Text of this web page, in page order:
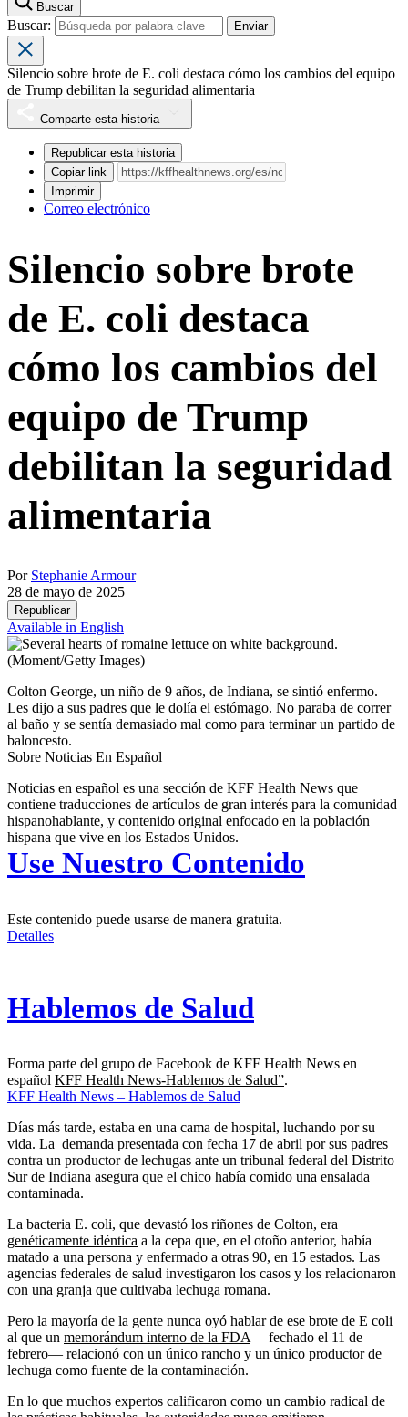
Buscar
Buscar:
Silencio sobre brote de E. coli destaca cómo los cambios del equipo
de Trump debilitan la seguridad alimentaria
Comparte esta historia
Republicar esta historia
Copiar link
Imprimir
Correo electrónico
Silencio sobre brote
de E. coli destaca
cómo los cambios del
equipo de Trump
debilitan la seguridad
alimentaria
Por Stephanie Armour
28 de mayo de 2025
Republicar
Available in English
(Moment/Getty Images)
Colton George, un niño de 9 años, de Indiana, se sintió enfermo.
Les dijo a sus padres que le dolía el estómago. No paraba de correr
al baño y se sentía demasiado mal como para terminar un partido de
baloncesto.
Sobre Noticias En Español
Noticias en español es una sección de KFF Health News que
contiene traducciones de artículos de gran interés para la comunidad
hispanohablante, y contenido original enfocado en la población
hispana que vive en los Estados Unidos.
Use Nuestro Contenido
Este contenido puede usarse de manera gratuita.
Detalles
Hablemos de Salud
Forma parte del grupo de Facebook de KFF Health News en
español KFF Health News-Hablemos de Salud”.
KFF Health News – Hablemos de Salud
Días más tarde, estaba en una cama de hospital, luchando por su
vida. La demanda presentada con fecha 17 de abril por sus padres
contra un productor de lechugas ante un tribunal federal del Distrito
Sur de Indiana asegura que el chico había comido una ensalada
contaminada.
La bacteria E. coli, que devastó los riñones de Colton, era
genéticamente idéntica a la cepa que, en el otoño anterior, había
matado a una persona y enfermado a otras 90, en 15 estados. Las
agencias federales de salud investigaron los casos y los relacionaron
con una granja que cultivaba lechuga romana.
Pero la mayoría de la gente nunca oyó hablar de ese brote de E coli
al que un memorándum interno de la FDA —fechado el 11 de
febrero— relacionó con un único rancho y un único productor de
lechuga como fuente de la contaminación.
En lo que muchos expertos calificaron como un cambio radical de